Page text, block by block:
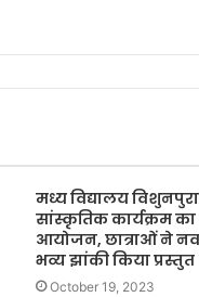
मध्य विद्यालय
सांस्कृतिक कार्यक्रम
आयोजन, छात्राओं ने
भव्य झांकी किया प्रस्तुत
October 19, 2023